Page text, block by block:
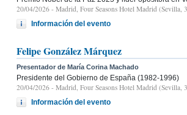
20/04/2026 - Madrid, Four Seasons Hotel Madrid (Sevilla,
Información del evento
Felipe González Márquez
Presentador de María Corina Machado
Presidente del Gobierno de España (1982-1996)
20/04/2026 - Madrid, Four Seasons Hotel Madrid (Sevilla,
Información del evento